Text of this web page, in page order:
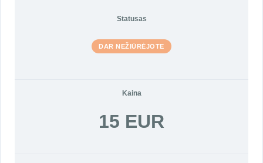
Statusas
DAR NEŽIŪRĖJOTE
Kaina
15 EUR